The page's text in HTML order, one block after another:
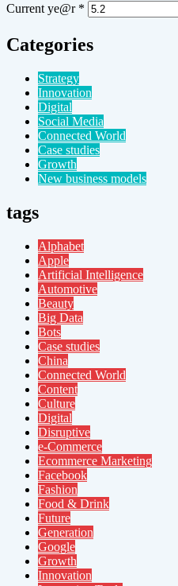
Current ye@r *
Categories
Strategy
Innovation
Digital
Social Media
Connected World
Case studies
Growth
New business models
tags
Alphabet
Apple
Artificial Intelligence
Automotive
Beauty
Big Data
Bots
Case studies
China
Connected World
Content
Culture
Digital
Disruptive
e-Commerce
Ecommerce Marketing
Facebook
Fashion
Food & Drink
Future
Generation
Google
Growth
Innovation